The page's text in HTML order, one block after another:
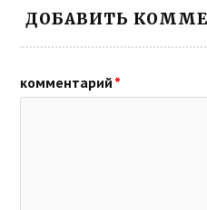
ДОБАВИТЬ
комментарий *